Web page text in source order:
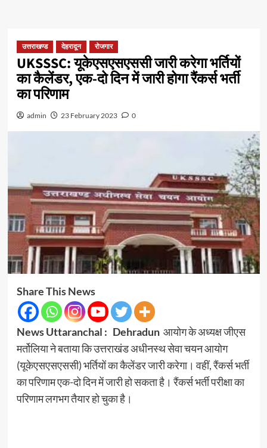
उत्तराखण्ड देहरादून रोजगार
UKSSSC: यूकेएसएसएससी जारी करेगा भर्तियों
का कैलेंडर, एक-दो दिन में जारी होगा रैंकर्स भर्ती
का परिणाम
admin 23 February 2023 0
Share This News
News Uttaranchal : Dehradun आयोग के अध्यक्ष जीएस
मर्तोलिया ने बताया कि उत्तराखंड अधीनस्थ सेवा चयन आयोग
(यूकेएसएसएससी) भर्तियों का कैलेंडर जारी करेगा। वहीं, रैंकर्स भर्ती
का परिणाम एक-दो दिन में जारी हो सकता है। रैंकर्स भर्ती परीक्षा का
परिणाम लगभग तैयार हो चुका है।